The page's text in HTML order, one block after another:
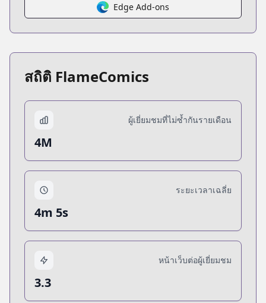
Edge Add-ons
สถิติ FlameComics
ผู้เยี่ยมชมที่ไม่ซ้ำกันรายเดือน
4M
ระยะเวลาเฉลี่ย
4m 5s
หน้าเว็บต่อผู้เยี่ยมชม
3.3